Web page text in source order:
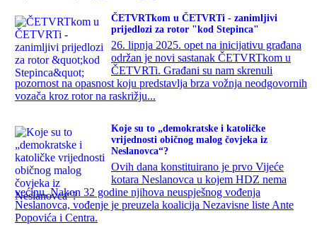
ČETVRTkom u ČETVRTi - zanimljivi
prijedlozi za rotor "kod Stepinca"
26. lipnja 2025. opet na inicijativu građana
održan je novi sastanak ČETVRTkom u
ČETVRTi. Građani su nam skrenuli
pozornost na opasnost koju predstavlja brza vožnja neodgovornih
vozača kroz rotor na raskrižju...
Koje su to „demokratske i katoličke
vrijednosti običnog malog čovjeka iz
Neslanovca“?
Ovih dana konstituirano je prvo Vijeće
kotara Neslanovca u kojem HDZ nema
većinu. Nakon 32 godine njihova neuspješnog vođenja
Neslanovca, vođenje je preuzela koalicija Nezavisne liste Ante
Popovića i Centra.